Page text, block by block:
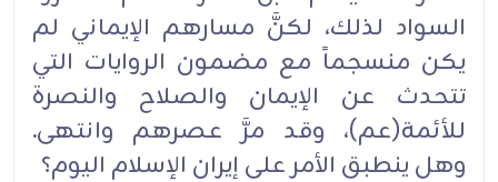
السواد لذلك، لكنَّ مسارهم الإيماني لم
يكن منسجماً مع مضمون الروايات التي
تتحدث عن الإيمان والصلاح والنصرة
للأئمة(عم)، وقد مرَّ عصرهم وانتهى.
وهل ينطبق الأمر على إيران الإسلام اليوم؟